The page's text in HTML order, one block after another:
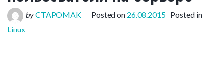
byCTAPOMAK Posted on 26.08.2015 Posted in
Linux